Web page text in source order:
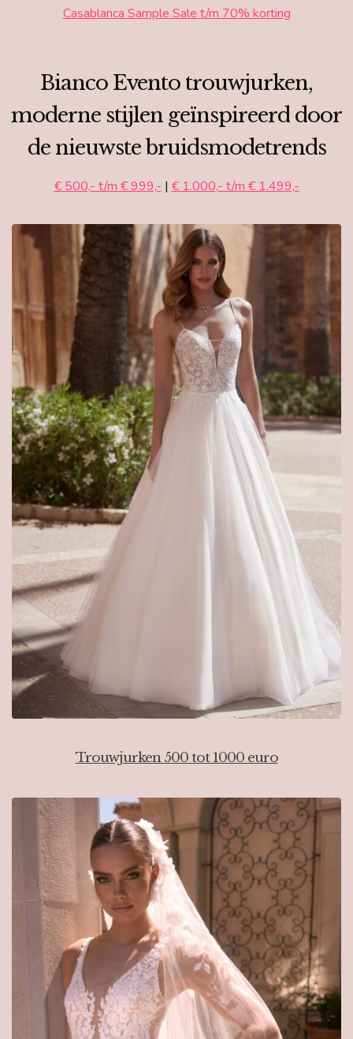
Casablanca Sample Sale t/m 70% korting
Bianco Evento trouwjurken,
moderne stijlen geïnspireerd door
de nieuwste bruidsmodetrends
€ 500,- t/m € 999,- | € 1.000,- t/m € 1.499,-
Trouwjurken 500 tot 1000 euro